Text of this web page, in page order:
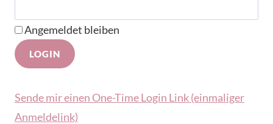
Angemeldet bleiben
Sende mir einen One-Time Login Link (einmaliger
Anmeldelink)